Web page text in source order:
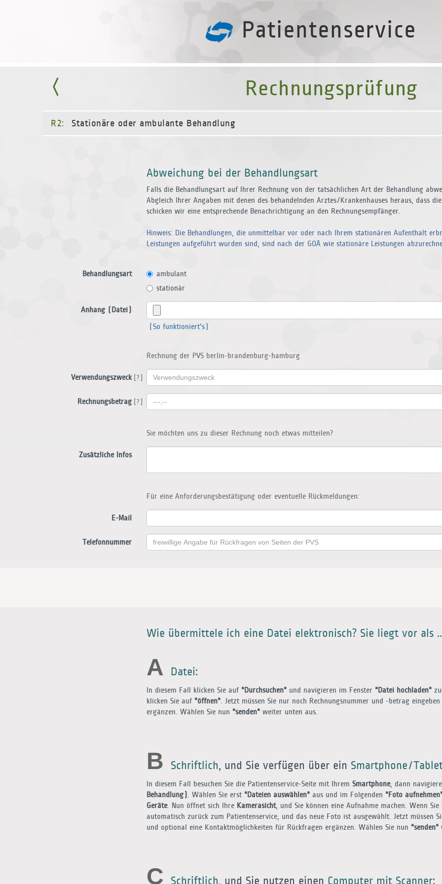
Patientenservice
Rechnungsprüfung
R2: Stationäre oder ambulante Behandlung
Abweichung bei der Behandlungsart
Falls die Behandlungsart auf Ihrer Rechnung von der tatsächlichen Art der Behandlung
Abgleich Ihrer Angaben mit denen des behandelnden Arztes/Kranken­hauses heraus, dass
schicken wir eine entsprechende Be­nachrichtigung an den Rechnungsempfänger.
Hinweis: Die Behandlungen, die unmittelbar vor oder nach Ihrem stationären Aufenthalt
Leistungen aufgeführt wurden sind, sind nach der GOÄ wie stationäre Leistungen
Behandlungsart
ambulant
stationär
Anhang (Datei)
(So funktioniert's)
Rechnung der PVS berlin-brandenburg-hamburg
Verwendungszweck [?]
Rechnungsbetrag [?]
Sie möchten uns zu dieser Rechnung noch etwas mitteilen?
Zusätzliche Infos
Für eine Anforderungsbestätigung oder eventuelle Rückmeldungen:
E-Mail
Telefonnummer
Wie übermittele ich eine Datei elektronisch? Sie liegt vor als
A Datei:
In diesem Fall klicken Sie auf "Durchsuchen" und navigieren im Fenster "Datei hochladen"
klicken Sie auf "öffnen". Jetzt müssen Sie nur noch Rechnungsnummer und -betrag
ergänzen. Wählen Sie nun "senden" weiter unten aus.
B Schriftlich, und Sie verfügen über ein Smartphone/
In diesem Fall besuchen Sie die Patientenservice-Seite mit Ihrem Smartphone, dann
Behandlung) . Wählen Sie erst "Dateien auswählen" aus und im Folgenden "Foto
Geräte. Nun öffnet sich Ihre Kamerasicht, und Sie können eine Aufnahme machen. Wenn
automatisch zurück zum Patientenservice, und das neue Foto ist ausgewählt. Jetzt müssen
und optional eine Kontaktmöglichkeiten für Rückfragen ergänzen. Wählen Sie nun "senden"
C Schriftlich, und Sie nutzen einen Computer mit Scanner: